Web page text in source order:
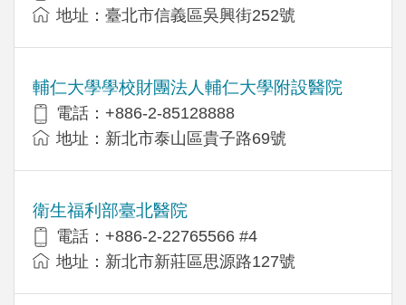
地址：臺北市信義區吳興街252號
輔仁大學學校財團法人輔仁大學附設醫院
電話：+886-2-85128888
地址：新北市泰山區貴子路69號
衛生福利部臺北醫院
電話：+886-2-22765566 #4
地址：新北市新莊區思源路127號